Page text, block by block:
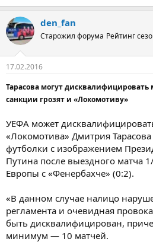
den_fan
Старожил форума Рейтинг
17.02.2016
Тарасова могут
санкции грозят и «Локомотиву»
УЕФА может
«Локомотива» Дмитрия
футболки с изображением
Путина после выездного матча
Европы с «Фенербахче» (0:2).
«В данном случае налицо
регламента и очевидная
быть дисквалифицирован,
минимум — 10 матчей.